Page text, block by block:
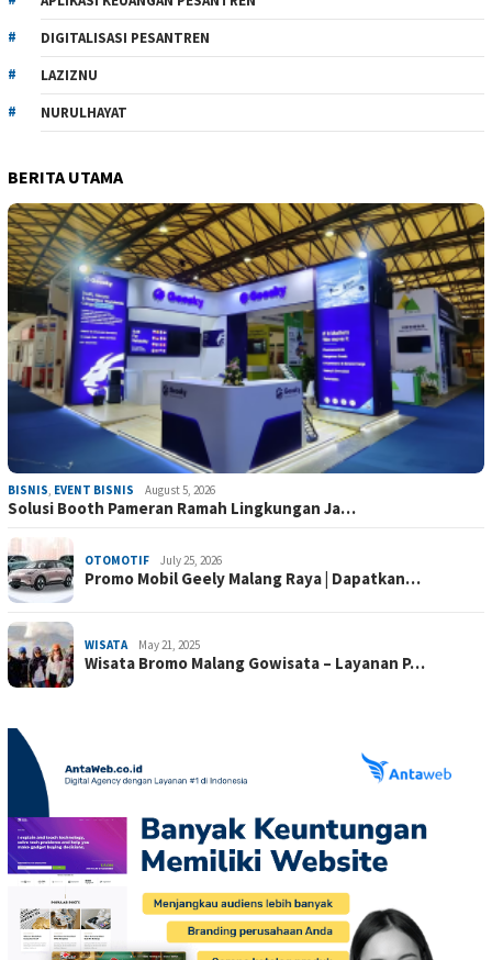
DIGITALISASI PESANTREN
LAZIZNU
NURULHAYAT
BERITA UTAMA
BISNIS, EVENT BISNIS August 5, 2026
Solusi Booth Pameran Ramah Lingkungan Ja…
OTOMOTIF July 25, 2026
Promo Mobil Geely Malang Raya | Dapatkan…
WISATA May 21, 2025
Wisata Bromo Malang Gowisata – Layanan P…